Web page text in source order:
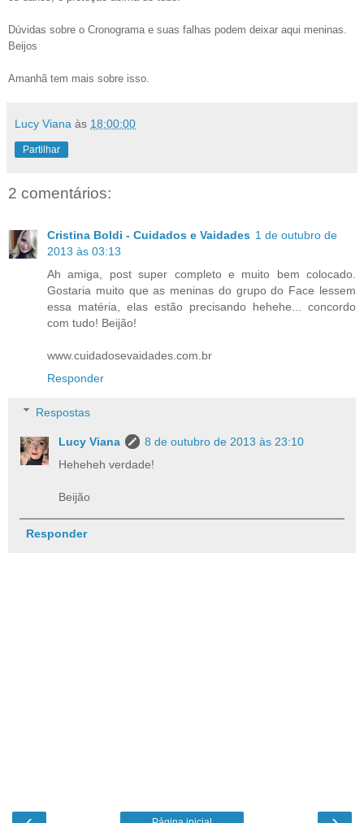
Dúvidas sobre o Cronograma e suas falhas podem deixar aqui meninas.
Beijos
Amanhã tem mais sobre isso.
Lucy Viana às 18:00:00
Partilhar
2 comentários:
Cristina Boldi - Cuidados e Vaidades 1 de outubro de
2013 às 03:13
Ah amiga, post super completo e muito bem colocado.
Gostaria muito que as meninas do grupo do Face lessem
essa matéria, elas estão precisando hehehe... concordo
com tudo! Beijão!
www.cuidadosevaidades.com.br
Responder
Respostas
Lucy Viana
8 de outubro de 2013 às 23:10
Heheheh verdade!
Beijão
Responder